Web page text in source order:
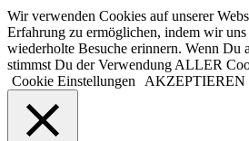
Wir verwenden Cookies auf unserer
Erfahrung zu ermöglichen, indem wir
wiederholte Besuche erinnern. Wenn
stimmst Du der Verwendung ALLER
Cookie Einstellungen
AKZEPTIEREN